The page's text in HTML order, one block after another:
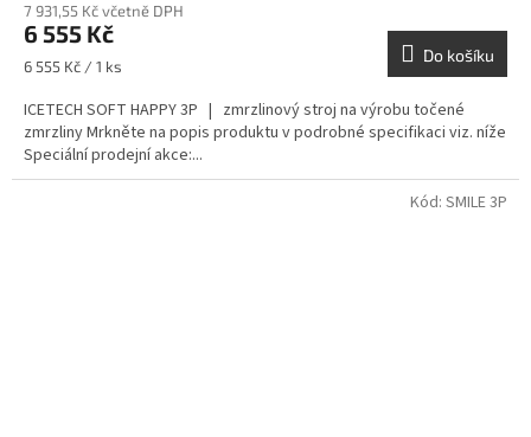
A
7 931,55 Kč včetně DPH
6 555 Kč
Měrná
6 555 Kč / 1 ks
Do košíku
ICETECH SOFT HAPPY 3P | zmrzlinový stroj na výrobu točené
zmrzliny Mrkněte na popis produktu v podrobné specifikaci viz. níže
Speciální prodejní akce:...
Kód: SMILE 3P